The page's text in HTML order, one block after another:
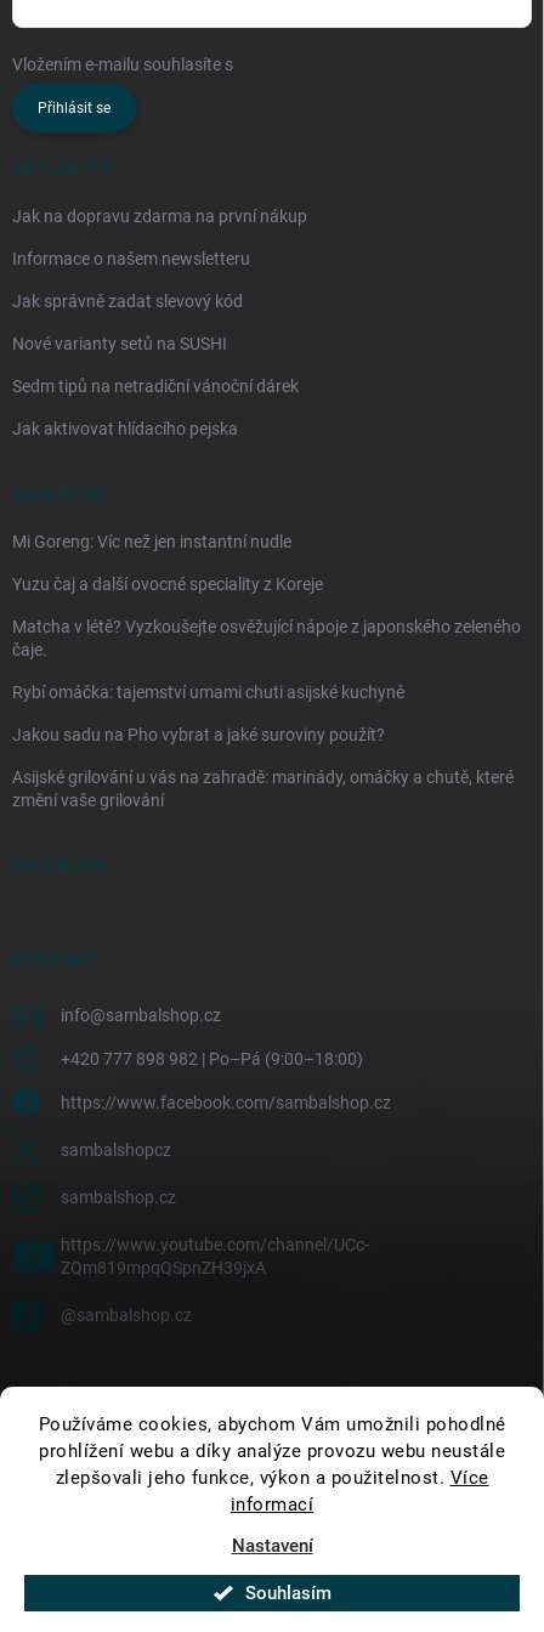
Používáme cookies, abychom Vám umožnili pohodlné
prohlížení webu a díky analýze provozu webu neustále
zlepšovali jeho funkce, výkon a použitelnost. Více
informací
Nastavení
Souhlasím
Vložením e-mailu souhlasíte s
Přihlásit se
AKTUALITY
Jak na dopravu zdarma na první nákup
Informace o našem newsletteru
Jak správně zadat slevový kód
Nové varianty setů na SUSHI
Sedm tipů na netradiční vánoční dárek
Jak aktivovat hlídacího pejska
ASIA BLOG
Mi Goreng: Víc než jen instantní nudle
Yuzu čaj a další ovocné speciality z Koreje
Matcha v létě? Vyzkoušejte osvěžující nápoje z japonského zeleného
čaje.
Rybí omáčka: tajemství umami chuti asijské kuchyně
Jakou sadu na Pho vybrat a jaké suroviny použít?
Asijské grilování u vás na zahradě: marinády, omáčky a chutě, které
změní vaše grilování
FACEBOOK
KONTAKT
info@sambalshop.cz
+420 777 898 982 | Po–Pá (9:00–18:00)
https://www.facebook.com/sambalshop.cz
sambalshopcz
sambalshop.cz
https://www.youtube.com/channel/UCc-
ZQm819mpqQSpnZH39jxA
@sambalshop.cz
Vytvořil Shoptet
. Všechna práva vyhrazena.
cookies